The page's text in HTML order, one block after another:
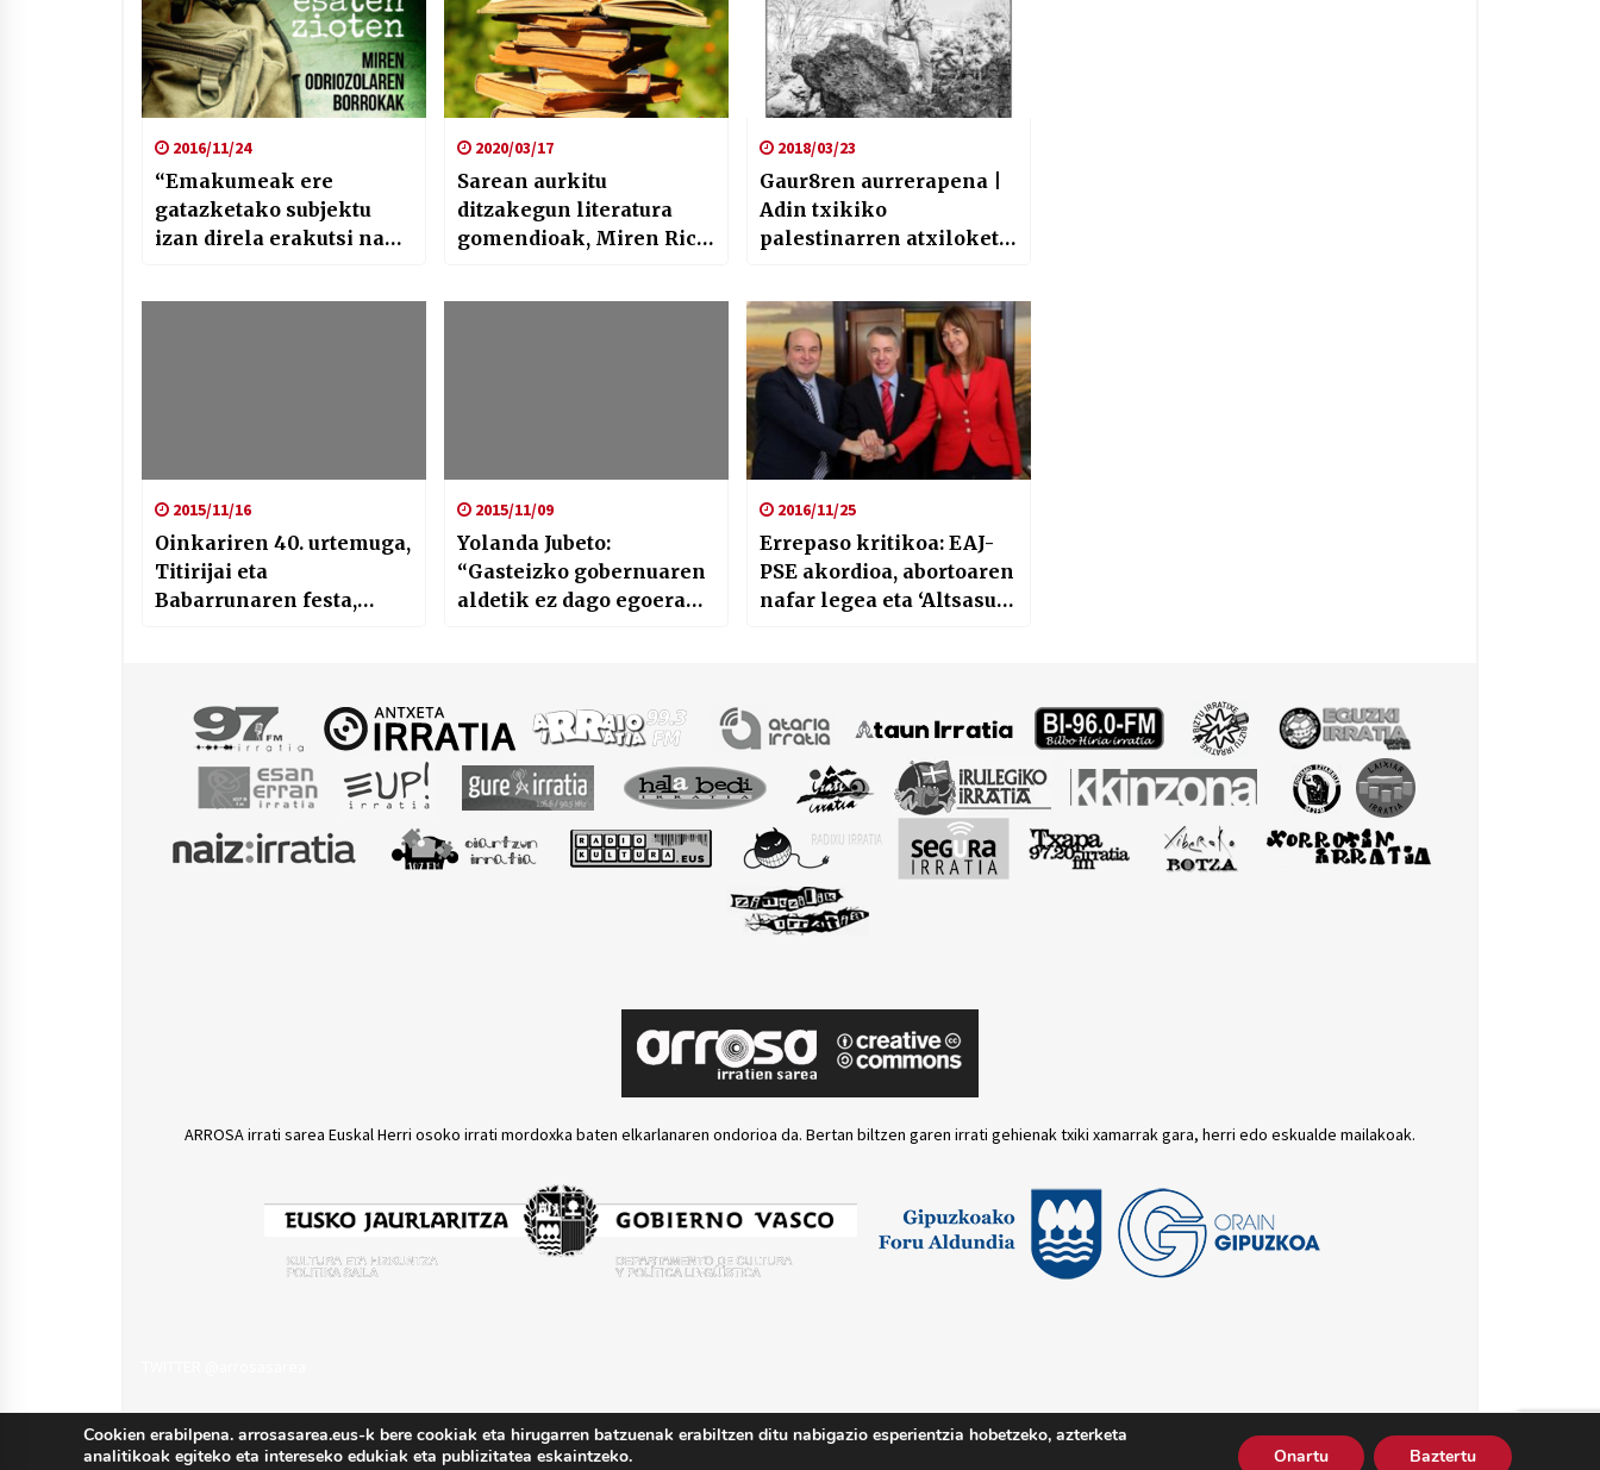
2016/11/24
“Emakumeak ere
gatazketako subjektu
izan direla erakutsi nahi
2020/03/17
Sarean aurkitu
ditzakegun literatura
gomendioak, Miren Rico
2018/03/23
Gaur8ren aurrerapena |
Adin txikiko
palestinarren atxiloketa
Arberoako ikastolako
dinamika, musika
automatikoki sortzeko
eta sailkatzeko metodoa
eta Judimendiko Sugar
Kultur Fest
2015/11/16
Oinkariren 40. urtemuga,
Titirijai eta
Babarrunaren festa,
2015/11/09
Yolanda Jubeto:
“Gasteizko gobernuaren
aldetik ez dago egoera
2016/11/25
Errepaso kritikoa: EAJ-
PSE akordioa, abortoaren
nafar legea eta ‘Altsasu’
ARROSA irrati sarea Euskal Herri osoko irrati mordoxka baten elkarlanaren ondorioa da. Bertan biltzen garen irrati gehienak txiki xamarrak gara, herri edo eskualde mailakoak.
Lege oharra Pribatutasun politika Cookie politika Harremana
Cookien erabilpena. arrosasarea.eus-k bere cookiak eta hirugarren batzuenak erabiltzen ditu nabigazio esperientzia hobetzeko, azterketa
analitikoak egiteko eta intereseko edukiak eta publizitatea eskaintzeko.
Onartu Baztertu